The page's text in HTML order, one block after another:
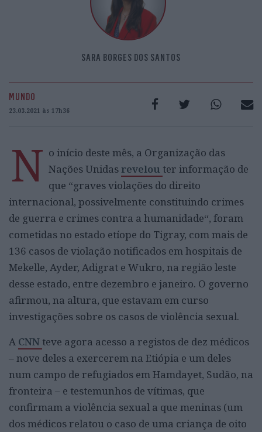
SARA BORGES DOS SANTOS
MUNDO
23.03.2021 às 17h36
N o início deste mês, a Organização das
Nações Unidas revelou ter informação de
que “graves violações do direito
internacional, possivelmente constituindo crimes
de guerra e crimes contra a humanidade“, foram
cometidas no estado etíope do Tigray, com mais de
136 casos de violação notificados em hospitais de
Mekelle, Ayder, Adigrat e Wukro, na região leste
desse estado, entre dezembro e janeiro. O governo
afirmou, na altura, que estavam em curso
investigações sobre os casos de violência sexual.
A CNN teve agora acesso a registos de dez médicos
– nove deles a exercerem na Etiópia e um deles
num campo de refugiados em Hamdayet, Sudão, na
fronteira – e testemunhos de vítimas, que
confirmam a violência sexual a que meninas (um
dos médicos relatou o caso de uma criança de oito